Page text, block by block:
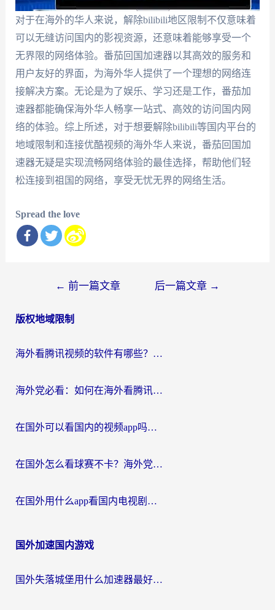
对于在海外的华人来说，解除bilibili地区限制不仅意味着
可以无缝访问国内的影视资源，还意味着能够享受一个
无界限的网络体验。番茄回国加速器以其高效的服务和
用户友好的界面，为海外华人提供了一个理想的网络连
接解决方案。无论是为了娱乐、学习还是工作，番茄加
速器都能确保海外华人畅享一站式、高效的访问国内网
络的体验。综上所述，对于想要解除bilibili等国内平台的
地域限制和连接优酷视频的海外华人来说，番茄回国加
速器无疑是实现流畅网络体验的最佳选择，帮助他们轻
松连接到祖国的网络，享受无忧无界的网络生活。
Spread the love
导
← 前一篇文章 后一篇文章 →
版权地域限制
海外看腾讯视频的软件有哪些？2026实测有效，留学生都在用的回国加速器指南
海外党必看：如何在海外看腾讯体育？解决赛事直播地区限制的终极指南
在国外可以看国内的视频app吗知乎？海外党亲测有效的追剧加速方案
在国外怎么看球赛不卡？海外党专属体育直播自由指南
在国外用什么app看国内电视剧？3步解决版权限制+卡顿难题
国外加速国内游戏
国外失落城堡用什么加速器最好？一份来自老玩家的真实指南